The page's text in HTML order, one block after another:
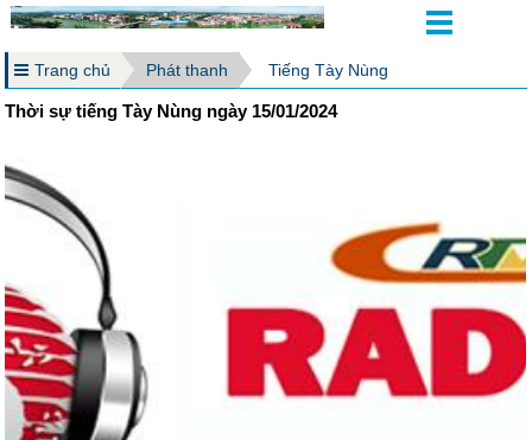
Trang chủ Phát thanh Tiếng Tày Nùng
Thời sự tiếng Tày Nùng ngày 15/01/2024